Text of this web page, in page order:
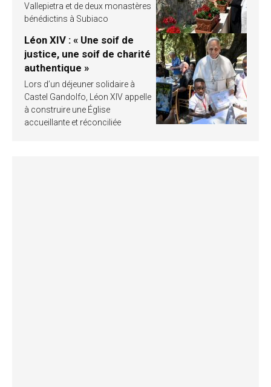
Vallepietra et de deux monastères
bénédictins à Subiaco
Léon XIV : « Une soif de
justice, une soif de charité
authentique »
Lors d’un déjeuner solidaire à
Castel Gandolfo, Léon XIV appelle
à construire une Église
accueillante et réconciliée